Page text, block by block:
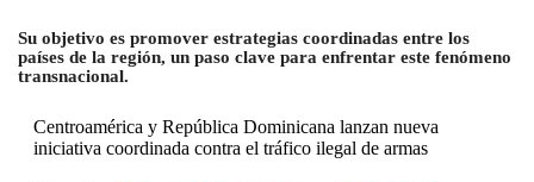
Su objetivo es promover estrategias coordinadas entre los
países de la región, un paso clave para enfrentar este fenómeno
transnacional.
Centroamérica y República Dominicana lanzan nueva
iniciativa coordinada contra el tráfico ilegal de armas